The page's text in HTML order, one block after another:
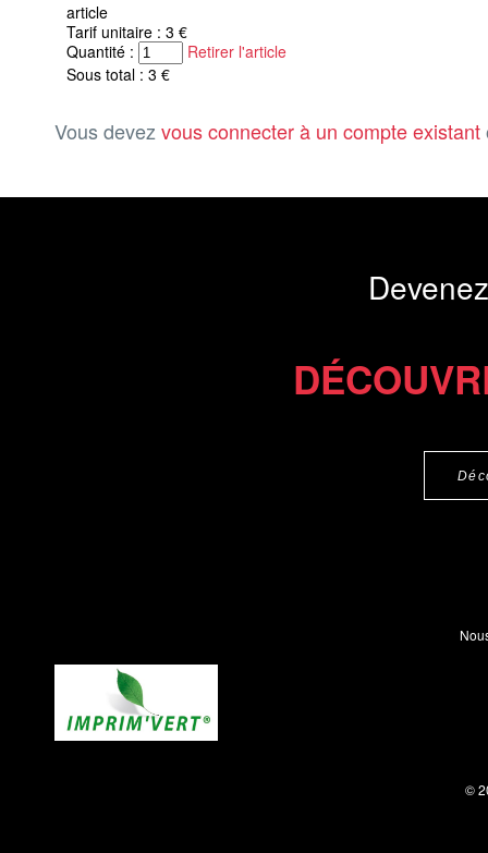
article
Tarif unitaire : 3 €
Quantité :
Retirer l'article
Sous total : 3 €
Vous devez vous connecter à un compte existant
©